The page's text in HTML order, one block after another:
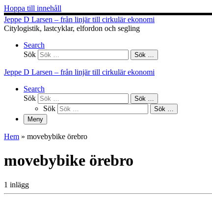
Hoppa till innehåll
Jeppe D Larsen – från linjär till cirkulär ekonomi
Citylogistik, lastcyklar, elfordon och segling
Search
Sök
Sök …
Jeppe D Larsen – från linjär till cirkulär ekonomi
Search
Sök
Sök …
Sök
Sök …
Meny
Hem » movebybike örebro
movebybike örebro
1 inlägg